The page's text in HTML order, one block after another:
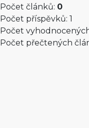
Počet článků: 0
Počet příspěvků: 1
Počet
Počet přečtených